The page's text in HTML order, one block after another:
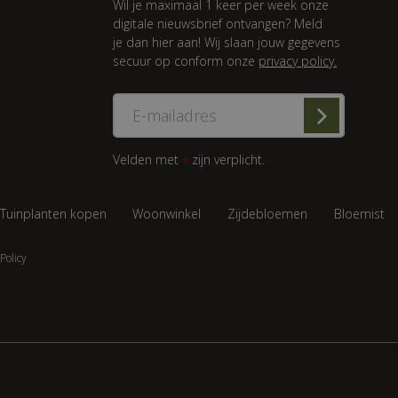
Wil je maximaal 1 keer per week onze
digitale nieuwsbrief ontvangen? Meld
je dan hier aan! Wij slaan jouw gegevens
secuur op conform onze privacy policy.
Velden met * zijn verplicht.
Tuinplanten kopen Woonwinkel Zijdebloemen Bloemist